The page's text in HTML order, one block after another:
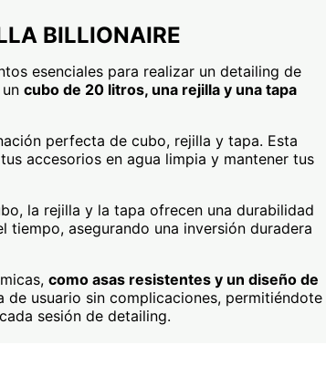
BILLIONAIRE
esenciales para realizar un detailing de
cubo de 20 litros, una rejilla y una tapa
perfecta de cubo, rejilla y tapa. Esta
accesorios en agua limpia y mantener tus
la rejilla y la tapa ofrecen una durabilidad
asegurando una inversión duradera
como asas resistentes y un diseño de
de usuario sin complicaciones, permitiéndote
sesión de detailing.